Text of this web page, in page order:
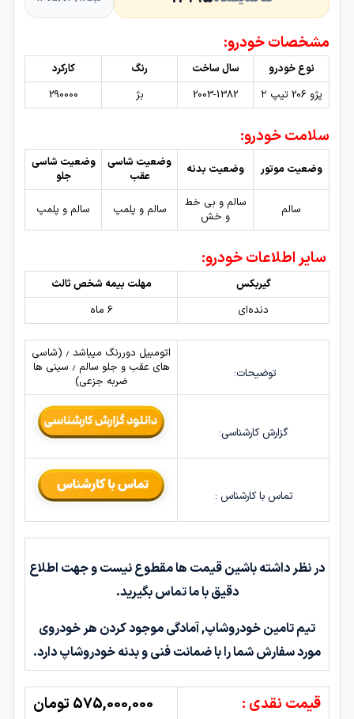
مشخصات خودرو:
نوع خودرو سال ساخت رنگ
کارکرد
پژو 206 تیپ ۲
2003-1382 بژ 290000
سلامت خودرو:
وضعیت موتور وضعیت بدنه
وضعیت شاسی
عقب
وضعیت شاسی
جلو
سالم
سالم و بی خط
و خش
سالم و پلمپ سالم و پلمپ
سایر اطلاعات خودرو:
گیربکس
مهلت بیمه شخص ثالث
دنده‌ای
6 ماه
توضیحات:
اتومبیل دوررنگ میباشد ٫ (شاسی
های عقب و جلو سالم ٫ سینی ها
ضربه جزعی)
گزارش کارشناسی:
تماس با کارشناس :
در نظر داشته باشین قیمت ها مقطوع نیست و جهت اطلاع
دقیق با ما تماس بگیرید.
تیم تامین خودروشاپ, آمادگی موجود کردن هر خودروی
مورد سفارش شما را با ضمانت فنی و بدنه خودروشاپ دارد.
قیمت نقدی : 575,000,000 تومان